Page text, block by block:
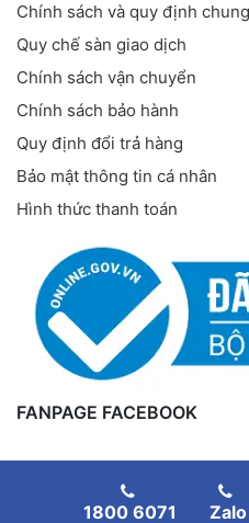
Chính sách và quy định chung
Quy chế sàn giao dịch
Chính sách vận chuyển
Chính sách bảo hành
Quy định đổi trả hàng
Bảo mật thông tin cá nhân
Hình thức thanh toán
FANPAGE FACEBOOK
1800 6071 Zalo